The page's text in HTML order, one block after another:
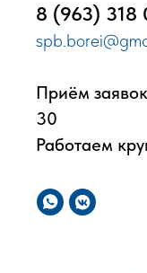
8 (963) 318
Приём
30
Работаем